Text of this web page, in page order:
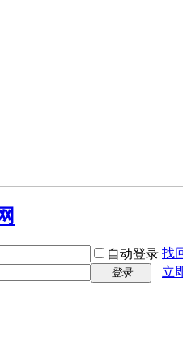
自动登录 找
登录
立